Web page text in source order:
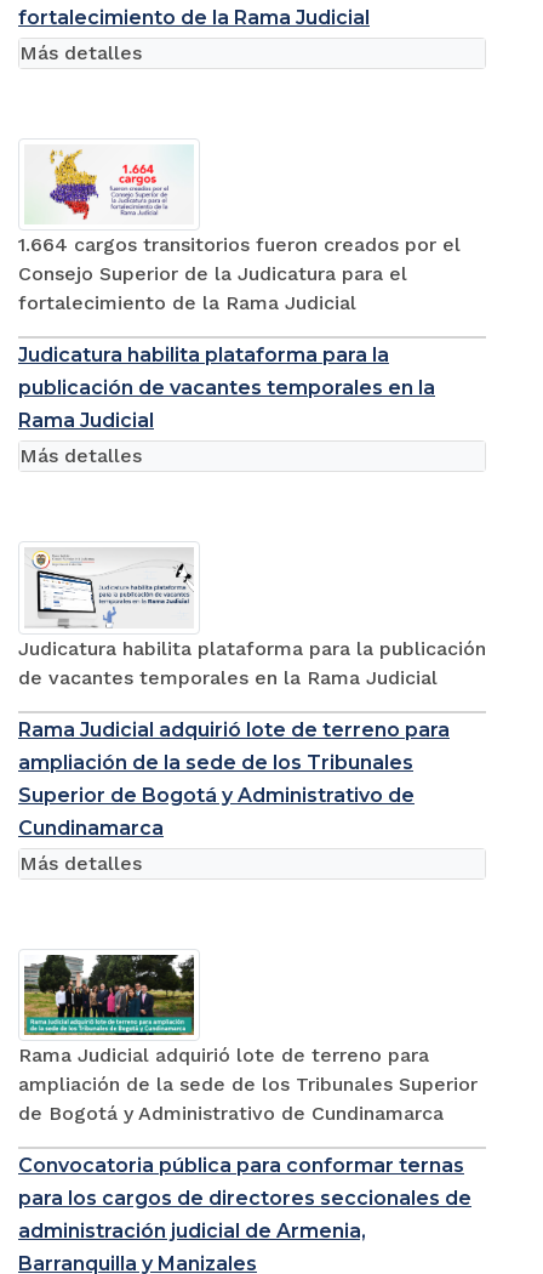
fortalecimiento de la Rama Judicial
1.664 cargos transitorios fueron creados por el
Consejo Superior de la Judicatura para el
fortalecimiento de la Rama Judicial
Más detalles
Judicatura habilita plataforma para la
publicación de vacantes temporales en la
Rama Judicial
Judicatura habilita plataforma para la publicación
de vacantes temporales en la Rama Judicial
Más detalles
Rama Judicial adquirió lote de terreno para
ampliación de la sede de los Tribunales
Superior de Bogotá y Administrativo de
Cundinamarca
Rama Judicial adquirió lote de terreno para
ampliación de la sede de los Tribunales Superior
de Bogotá y Administrativo de Cundinamarca
Más detalles
Convocatoria pública para conformar ternas
para los cargos de directores seccionales de
administración judicial de Armenia,
Barranquilla y Manizales